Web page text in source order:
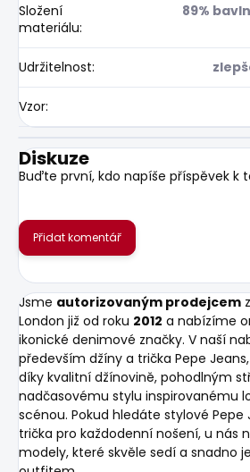
Složení
materiálu:
89%
Udržitelnost:
Vzor:
Diskuze
Buďte první, kdo napíše příspěvek k
Přidat komentář
Jsme autorizovaným prodejcem
London již od roku 2012 a nabízíme
ikonické denimové značky. V naší
především džíny a trička Pepe
díky kvalitní džínovině, pohodlným
nadčasovému stylu inspirovanému
scénou. Pokud hledáte stylové Pepe
trička pro každodenní nošení, u nás
modely, které skvěle sedí a snadno